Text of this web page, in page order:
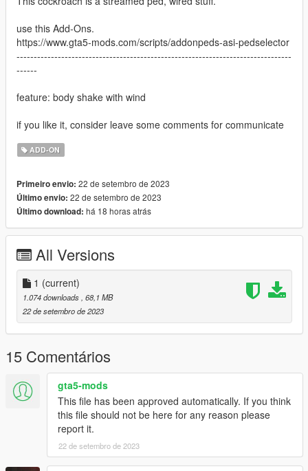
use this Add-Ons.
https://www.gta5-mods.com/scripts/addonpeds-asi-pedselector
--------------------------------------------------------------------------------
------
feature: body shake with wind
if you like it, consider leave some comments for communicate
ADD-ON
Primeiro envio: 22 de setembro de 2023
Último envio: 22 de setembro de 2023
Último download: há 18 horas atrás
All Versions
1 (current)
1.074 downloads , 68,1 MB
22 de setembro de 2023
15 Comentários
gta5-mods
This file has been approved automatically. If you think
this file should not be here for any reason please
report it.
22 de setembro de 2023